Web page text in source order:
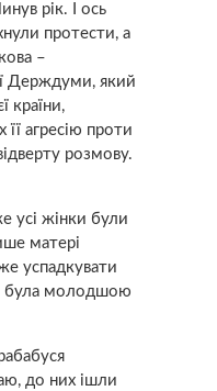
рік. І ось
протести, а
–
Держдуми, який
країни,
агресію проти
розмову.
усі жінки були
матері
успадкувати
була молодшою
до них ішли